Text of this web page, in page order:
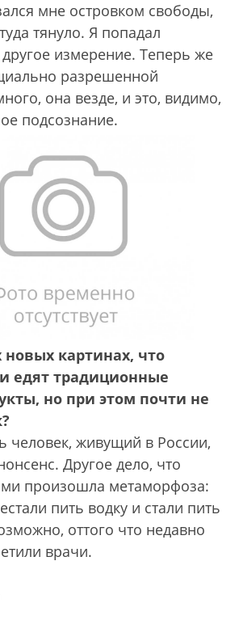
мне островком свободы,
тянуло. Я попадал
измерение. Теперь же
разрешенной
она везде, и это, видимо,
подсознание.
картинах, что
едят традиционные
но при этом почти не
человек, живущий в России,
Другое дело, что
произошла метаморфоза:
пить водку и стали пить
оттого что недавно
врачи.